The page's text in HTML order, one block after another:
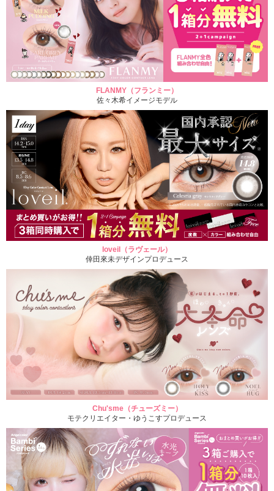
FLANMY（フランミー）
佐々木希イメージモデル
loveil（ラヴェール）
倖田來未デザインプロデュース
Chu'sme（チューズミー）
モテクリエイター・ゆうこすプロデュース